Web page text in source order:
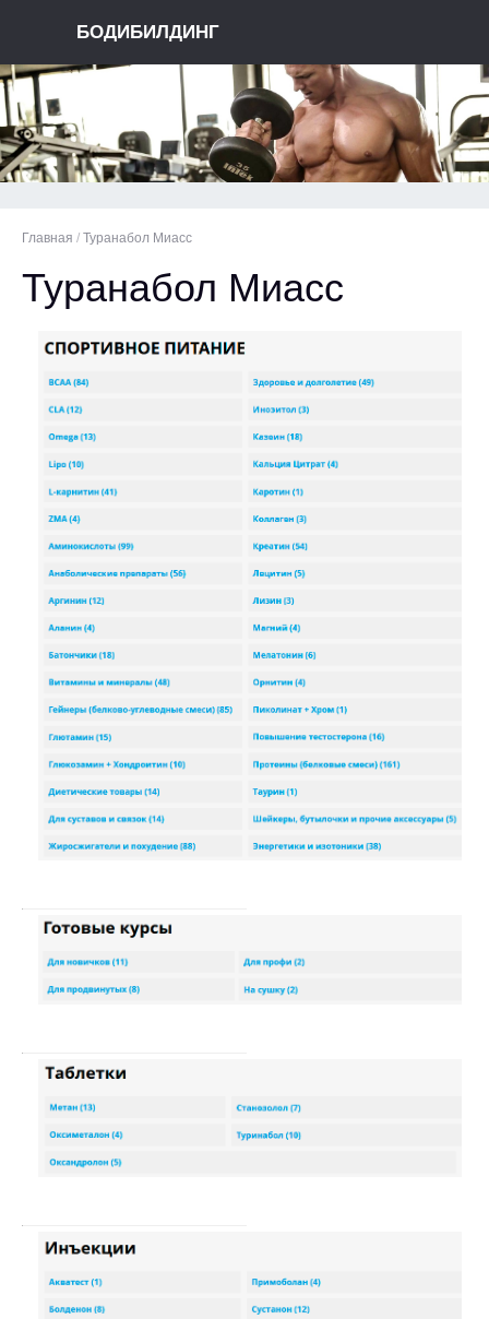
БОДИБИЛДИНГ
Главная / Туранабол Миасс
Туранабол Миасс